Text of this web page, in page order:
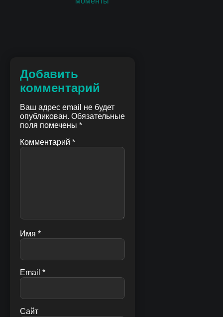
Добавить
комментарий
Ваш адрес email не будет
опубликован. Обязательные
поля помечены *
Комментарий *
Имя *
Email *
Сайт